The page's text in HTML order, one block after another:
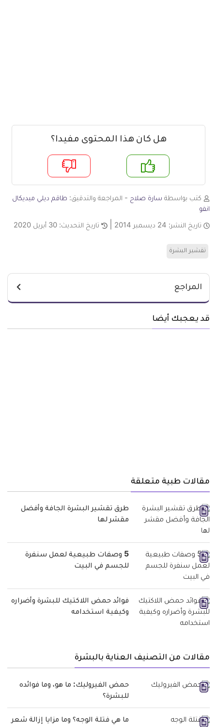
هل كان هذا المحتوى مفيدا؟
لا
كتب بواسطة سارة صلاح - المراجعة والتدقيق: طاقم ديلي ميديكال
انفو
تاريخ النشر: 24 ديسمبر 2014 تاريخ التحديث: 30 أبريل 2020
تقشير البشرة
المراجع
قد يعجبك أيضا
مقالات طبية متعلقة
طرق تقشير البشرة الجافة وأفضل
مقشر لها
5 وصفات طبيعية لعمل سنفرة
للجسم في البيت
فوائد حمض اللاكتيك للبشرة وأضراره
وكيفية استخدامه
مقالات من التصنيف العناية بالبشرة
حمض الفيروليك: ما هو، وما فوائده
للبشرة؟
ما هي فتلة الوجه؟ وما مزايا إزالة شعر